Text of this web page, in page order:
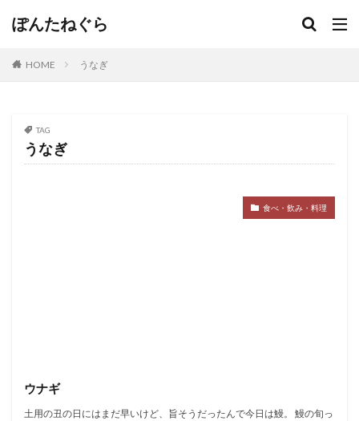
ぽんたねぐら
HOME うなぎ
TAG
うなぎ
食べ・飲み・料理
ウナギ
土用の丑の日にはまだ早いけど、旨そうだったんで今日は鰻。 鰻の旬っ